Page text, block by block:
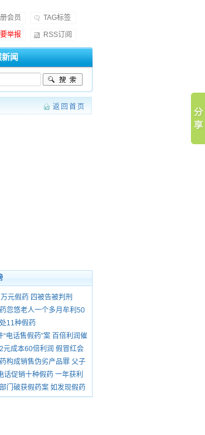
会员 TAG标签
举报 RSS订阅
闻
返回首页
元假药 四被告被判刑
忽悠老人一个多月牟利50
11种假药
“电话售假药”案 百倍利润催
元成本60倍利润 假冒红会
构成销售伪劣产品罪 父子
话促销十种假药 一年获利
门破获假药案 如发现假药